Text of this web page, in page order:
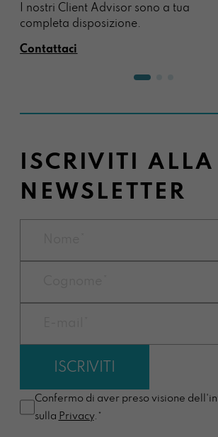
I nostri Client Advisor sono a tua
completa disposizione.
Contattaci
ISCRIVITI ALLA
NEWSLETTER
Confermo di aver preso visione
sulla Privacy.*